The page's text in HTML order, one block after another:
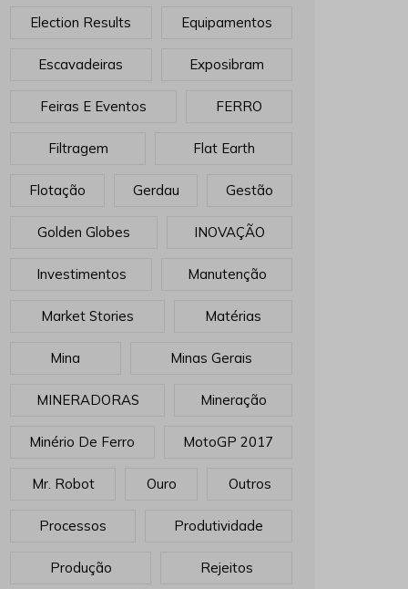
Election Results Equipamentos
Escavadeiras Exposibram
Feiras E Eventos FERRO
Filtragem Flat Earth
Flotação Gerdau Gestão
Golden Globes INOVAÇÃO
Investimentos Manutenção
Market Stories Matérias
Mina Minas Gerais
MINERADORAS Mineração
Minério De Ferro MotoGP 2017
Mr. Robot Ouro Outros
Processos Produtividade
Produção Rejeitos